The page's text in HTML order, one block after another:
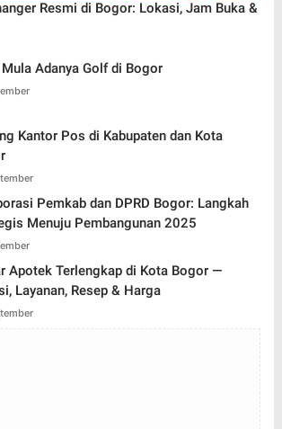
Resmi di Bogor: Lokasi, Jam Buka &
Adanya Golf di Bogor
Kantor Pos di Kabupaten dan Kota
Pemkab dan DPRD Bogor: Langkah
Menuju Pembangunan 2025
Apotek Terlengkap di Kota Bogor —
Layanan, Resep & Harga